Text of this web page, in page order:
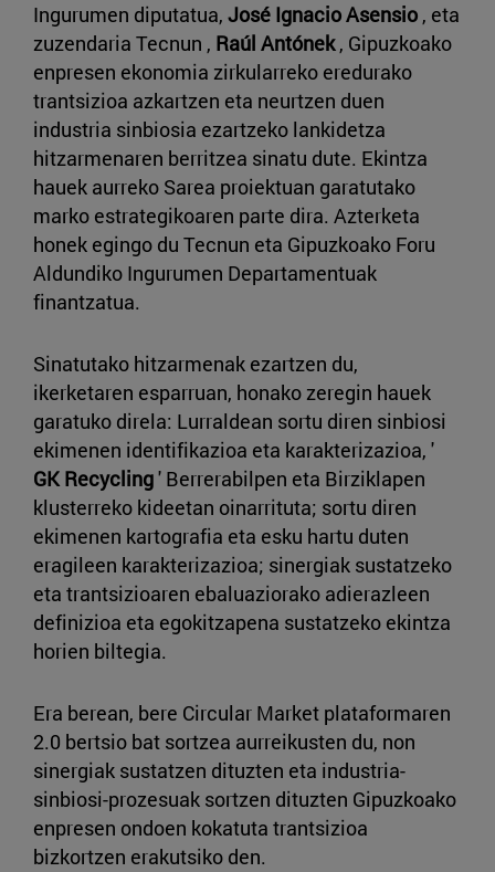
Ingurumen diputatua, José Ignacio Asensio , eta
zuzendaria Tecnun , Raúl Antónek, Gipuzkoako
enpresen ekonomia zirkularreko eredurako
trantsizioa azkartzen eta neurtzen duen
industria sinbiosia ezartzeko lankidetza
hitzarmenaren berritzea sinatu dute. Ekintza
hauek aurreko Sarea proiektuan garatutako
marko estrategikoaren parte dira. Azterketa
honek egingo du Tecnun eta Gipuzkoako Foru
Aldundiko Ingurumen Departamentuak
finantzatua.
Sinatutako hitzarmenak ezartzen du,
ikerketaren esparruan, honako zeregin hauek
garatuko direla: Lurraldean sortu diren sinbiosi
ekimenen identifikazioa eta karakterizazioa, '
GK Recycling' Berrerabilpen eta Birziklapen
klusterreko kideetan oinarrituta; sortu diren
ekimenen kartografia eta esku hartu duten
eragileen karakterizazioa; sinergiak sustatzeko
eta trantsizioaren ebaluaziorako adierazleen
definizioa eta egokitzapena sustatzeko ekintza
horien biltegia.
Era berean, bere Circular Market plataformaren
2.0 bertsio bat sortzea aurreikusten du, non
sinergiak sustatzen dituzten eta industria-
sinbiosi-prozesuak sortzen dituzten Gipuzkoako
enpresen ondoen kokatuta trantsizioa
bizkortzen erakutsiko den.